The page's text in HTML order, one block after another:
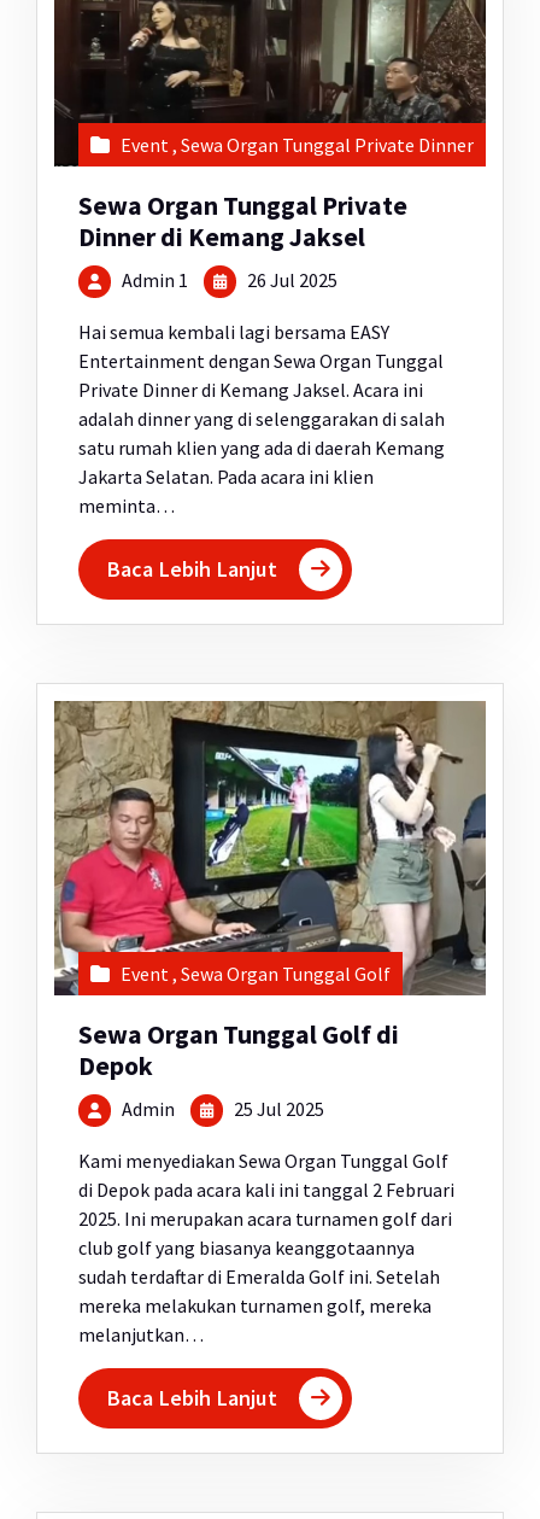
Event, Sewa Organ Tunggal Private Dinner
Sewa Organ Tunggal Private
Dinner di Kemang Jaksel
Admin 1 26 Jul 2025
Hai semua kembali lagi bersama EASY
Entertainment dengan Sewa Organ Tunggal
Private Dinner di Kemang Jaksel. Acara ini
adalah dinner yang di selenggarakan di salah
satu rumah klien yang ada di daerah Kemang
Jakarta Selatan. Pada acara ini klien
meminta…
Baca Lebih Lanjut
Event, Sewa Organ Tunggal Golf
Sewa Organ Tunggal Golf di
Depok
Admin 25 Jul 2025
Kami menyediakan Sewa Organ Tunggal Golf
di Depok pada acara kali ini tanggal 2 Februari
2025. Ini merupakan acara turnamen golf dari
club golf yang biasanya keanggotaannya
sudah terdaftar di Emeralda Golf ini. Setelah
mereka melakukan turnamen golf, mereka
melanjutkan…
Baca Lebih Lanjut